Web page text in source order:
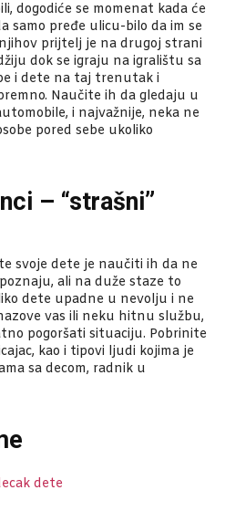
dogodiće se momenat kada će
samo pređe ulicu-bilo da im se
prijtelj je na drugoj strani
dok se igraju na igralištu sa
i dete na taj trenutak i
Naučite ih da gledaju u
i najvažnije, neka ne
pored sebe ukoliko
– “strašni”
svoje dete je naučiti ih da ne
ali na duže staze to
dete upadne u nevolju i ne
vas ili neku hitnu službu,
pogoršati situaciju. Pobrinite
kao i tipovi ljudi kojima je
sa decom, radnik u